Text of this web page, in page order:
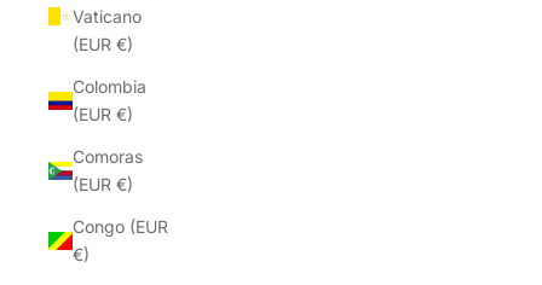
Vaticano
(EUR €)
Colombia
(EUR €)
Comoras
(EUR €)
Congo (EUR
€)